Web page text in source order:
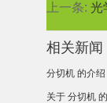
上一条: 光
相关新闻
分切机 的介绍
关于 分切机